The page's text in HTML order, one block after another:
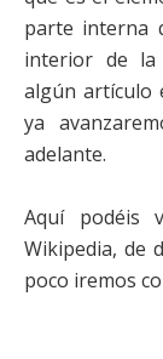
parte interna
interior de la
algún artículo
ya
adelante.
Aquí podéis
Wikipedia, de
poco iremos